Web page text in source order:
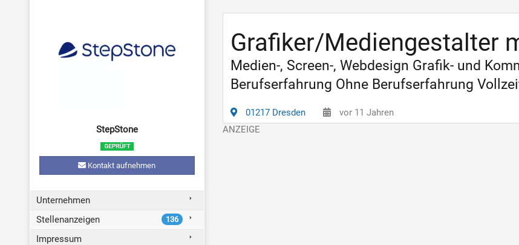
Grafiker/Mediengestalter
Medien-, Screen-, Webdesign Grafik- und
Berufserfahrung Ohne Berufserfahrung
01217 Dresden vor 11 Jahren
StepStone
Kontakt aufnehmen
Unternehmen
Stellenanzeigen
136
Impressum